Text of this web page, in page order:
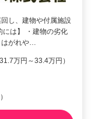
し、建物や付属施設
には】 ・建物の劣化
がれや…
万円～33.4万円）